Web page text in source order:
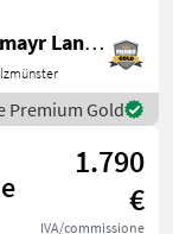
Schwarzmayr Landtechnik GmbH - Aurolzmünster
Premium Gold
1.790
€
IVA/commissione